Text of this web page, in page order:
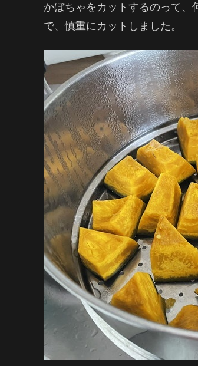
かぼちゃをカットするのって、
で、慎重にカットしました。